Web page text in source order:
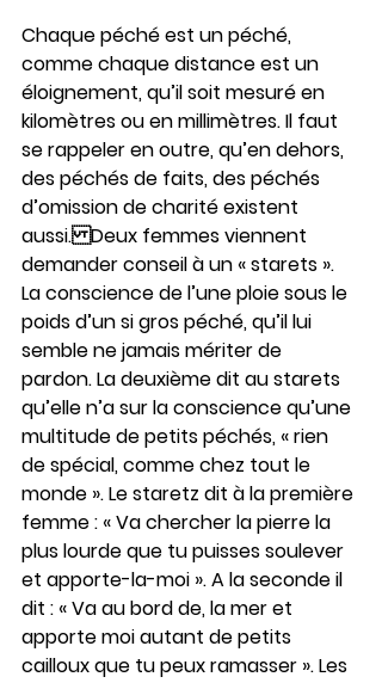
Chaque péché est un péché,
comme chaque distance est un
éloignement, qu’il soit mesuré en
kilomètres ou en millimètres. Il faut
se rappeler en outre, qu’en dehors,
des péchés de faits, des péchés
d’omission de charité existent
aussi.Deux femmes viennent
demander conseil à un « starets ».
La conscience de l’une ploie sous le
poids d’un si gros péché, qu’il lui
semble ne jamais mériter de
pardon. La deuxième dit au starets
qu’elle n’a sur la conscience qu’une
multitude de petits péchés, « rien
de spécial, comme chez tout le
monde ». Le staretz dit à la première
femme : « Va chercher la pierre la
plus lourde que tu puisses soulever
et apporte-la-moi ». A la seconde il
dit : « Va au bord de, la mer et
apporte moi autant de petits
cailloux que tu peux ramasser ». Les